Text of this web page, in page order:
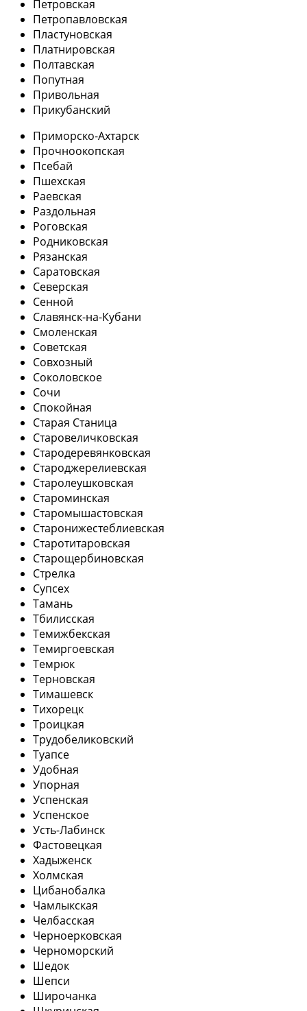
Петровская
Петропавловская
Пластуновская
Платнировская
Полтавская
Попутная
Привольная
Прикубанский
Приморско-Ахтарск
Прочноокопская
Псебай
Пшехская
Раевская
Раздольная
Роговская
Родниковская
Рязанская
Саратовская
Северская
Сенной
Славянск-на-Кубани
Смоленская
Советская
Совхозный
Соколовское
Сочи
Спокойная
Старая Станица
Старовеличковская
Стародеревянковская
Староджерелиевская
Старолеушковская
Староминская
Старомышастовская
Старонижестеблиевская
Старотитаровская
Старощербиновская
Стрелка
Супсех
Тамань
Тбилисская
Темижбекская
Темиргоевская
Темрюк
Терновская
Тимашевск
Тихорецк
Троицкая
Трудобеликовский
Туапсе
Удобная
Упорная
Успенская
Успенское
Усть-Лабинск
Фастовецкая
Хадыженск
Холмская
Цибанобалка
Чамлыкская
Челбасская
Черноерковская
Черноморский
Шедок
Шепси
Широчанка